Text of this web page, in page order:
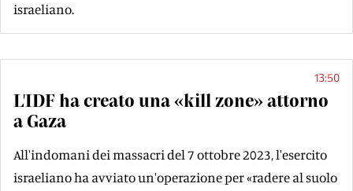
israeliano.
13:50
L'IDF ha creato una «kill zone» attorno
a Gaza
All'indomani dei massacri del 7 ottobre 2023, l'esercito
israeliano ha avviato un'operazione per «radere al suolo